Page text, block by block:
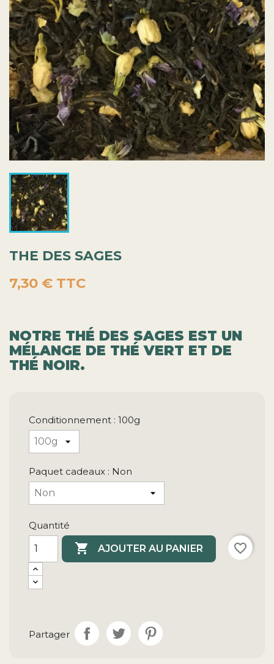
THE DES SAGES
7,30 € TTC
NOTRE THÉ DES SAGES EST UN
MÉLANGE DE THÉ VERT ET DE
THÉ NOIR.
Conditionnement : 100g
Paquet cadeaux : Non
Quantité
 AJOUTER AU PANIER favorite_border
Partager